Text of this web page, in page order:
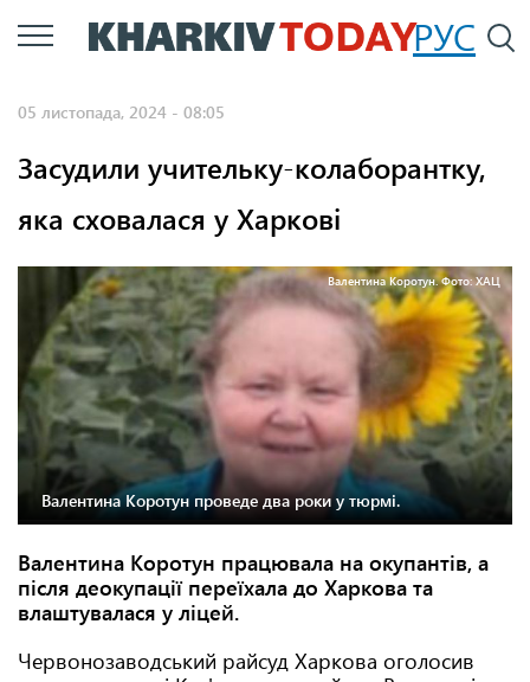
Перейти
до
РУС
05 листопада, 2024 - 08:05
Засудили учительку-колаборантку,
яка сховалася у Харкові
Валентина Коротун. Фото: ХАЦ
Валентина Коротун проведе два роки у тюрмі.
Валентина Коротун працювала на окупантів, а
після деокупації переїхала до Харкова та
влаштувалася у ліцей.
Червонозаводський райсуд Харкова оголосив